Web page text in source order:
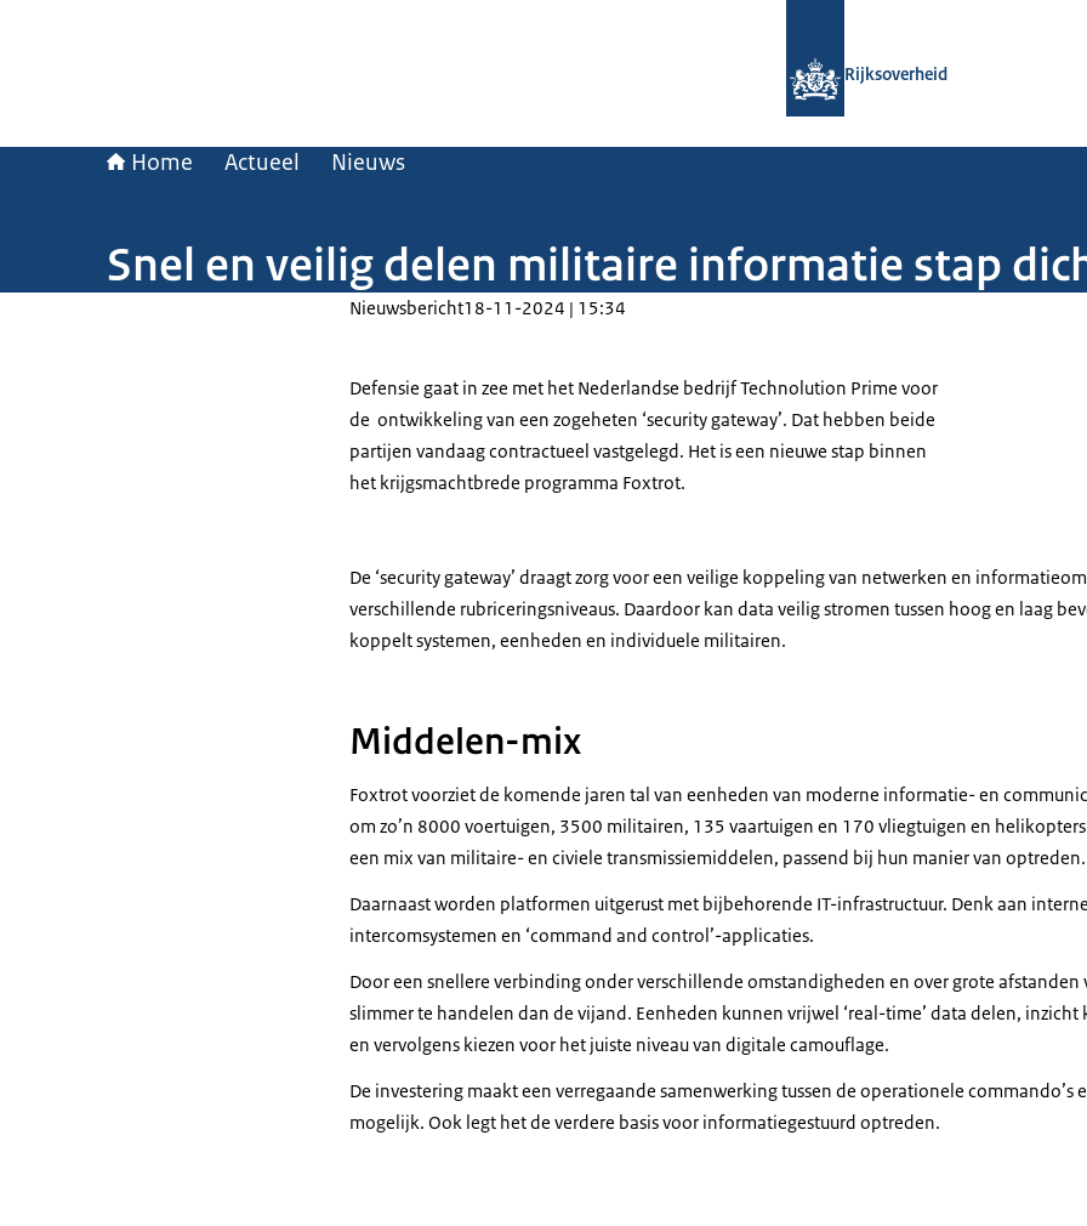
Rijksoverheid
Home Actueel Nieuws
Snel en veilig delen militaire informatie stap
Nieuwsbericht18-11-2024 | 15:34
Defensie gaat in zee met het Nederlandse bedrijfTechnolution Prime voor
de ontwikkeling van een zogeheten ‘security gateway’. Dat hebben beide
partijen vandaag contractueel vastgelegd. Het is een nieuwe stap binnen
het krijgsmachtbrede programma Foxtrot.
De ‘security gateway’ draagt zorg voor een veilige koppeling van netwerken en
verschillende rubriceringsniveaus. Daardoor kan data veilig stromen tussen hoog en laag
koppelt systemen, eenheden en individuele militairen.
Middelen-mix
Foxtrot voorziet de komende jaren tal van eenheden van moderne informatie- en
om zo’n 8000 voertuigen, 3500 militairen, 135 vaartuigen en 170 vliegtuigen en
een mix van militaire- en civiele transmissiemiddelen, passend bij hun manier van optreden.
Daarnaast worden platformen uitgerust met bijbehorende IT-infrastructuur. Denk aan
intercomsystemen en ‘command and control’-applicaties.
Door een snellere verbinding onder verschillende omstandigheden en over grote afstanden
slimmer te handelen dan de vijand. Eenheden kunnen vrijwel ‘real-time’ data delen,
en vervolgens kiezen voor het juiste niveau van digitale camouflage.
De investering maakt een verregaande samenwerking tussen de operationele commando’s
mogelijk. Ook legt het de verdere basis voor informatiegestuurd optreden.